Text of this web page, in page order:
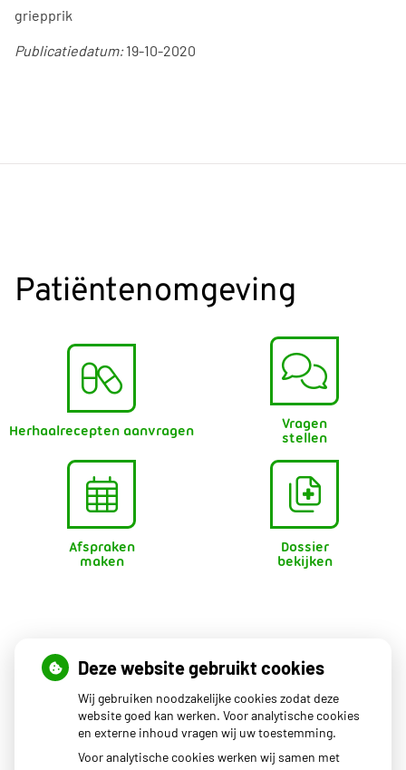
griepprik
Publicatiedatum:19-10-2020
Patiëntenomgeving
Herhaalrecepten aanvragen
Vragen
stellen
Afspraken
maken
Dossier
bekijken
Openingstijden
08.00 - 17.00
08.00 - 17.00
Woensdag 08.00 - 17.00
Deze website gebruikt cookies
Wij gebruiken noodzakelijke cookies zodat deze
website goed kan werken. Voor analytische cookies
en externe inhoud vragen wij uw toestemming.
Voor analytische cookies werken wij samen met